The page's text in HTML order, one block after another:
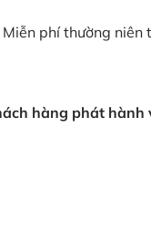
phí thường niên
hàng phát hành